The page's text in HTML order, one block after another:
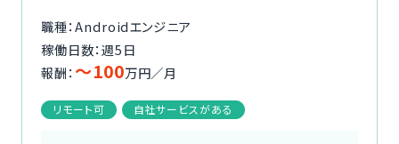
職種：Androidエンジニア
稼働日数：週5日
報酬： 〜100万円／月
リモート可 自社サービスがある